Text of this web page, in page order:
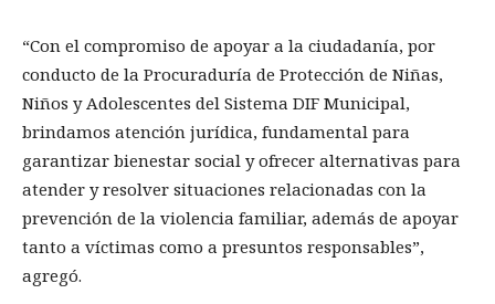
“Con el compromiso de apoyar a la ciudadanía, por
conducto de la Procuraduría de Protección de Niñas,
Niños y Adolescentes del Sistema DIF Municipal,
brindamos atención jurídica, fundamental para
garantizar bienestar social y ofrecer alternativas para
atender y resolver situaciones relacionadas con la
prevención de la violencia familiar, además de apoyar
tanto a víctimas como a presuntos responsables”,
agregó.